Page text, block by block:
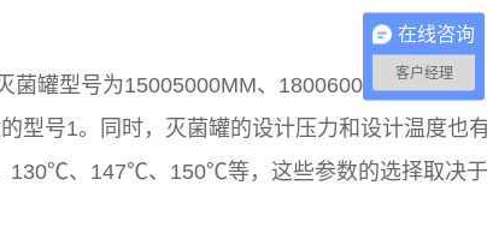
菌罐型号为15005000MM、18006000MM、
型号‌1。同时，灭菌罐的设计压力和设计温度也
130℃、147℃、150℃等，这些参数的选择取决
在线咨询
客户经理